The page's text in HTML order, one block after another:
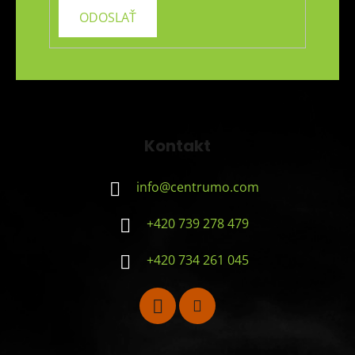
Kontakt
info@centrumo.com
+420 739 278 479
+420 734 261 045